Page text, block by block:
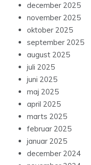
december 2025
november 2025
oktober 2025
september 2025
august 2025
juli 2025
juni 2025
maj 2025
april 2025
marts 2025
februar 2025
januar 2025
december 2024